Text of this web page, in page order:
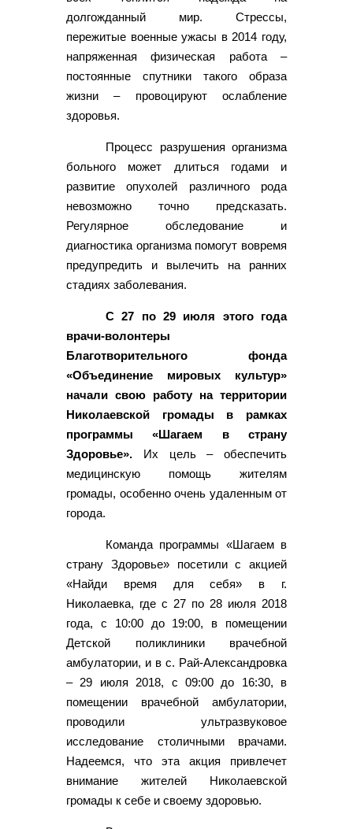
долгожданный мир. Стрессы,
пережитые военные ужасы в 2014 году,
напряженная физическая работа –
постоянные спутники такого образа
жизни – провоцируют ослабление
здоровья.
Процесс разрушения организма
больного может длиться годами и
развитие опухолей различного рода
невозможно точно предсказать.
Регулярное обследование и
диагностика организма помогут вовремя
предупредить и вылечить на ранних
стадиях заболевания.
С 27 по 29 июля этого года
врачи-волонтеры
Благотворительного фонда
«Объединение мировых культур»
начали свою работу на территории
Николаевской громады в рамках
программы «Шагаем в страну
Здоровье». Их цель – обеспечить
медицинскую помощь жителям
громады, особенно очень удаленным от
города.
Команда программы «Шагаем в
страну Здоровье» посетили с акцией
«Найди время для себя» в г.
Николаевка, где с 27 по 28 июля 2018
года, с 10:00 до 19:00, в помещении
Детской поликлиники врачебной
амбулатории, и в с. Рай-Александровка
– 29 июля 2018, с 09:00 до 16:30, в
помещении врачебной амбулатории,
проводили ультразвуковое
исследование столичными врачами.
Надеемся, что эта акция привлечет
внимание жителей Николаевской
громады к себе и своему здоровью.